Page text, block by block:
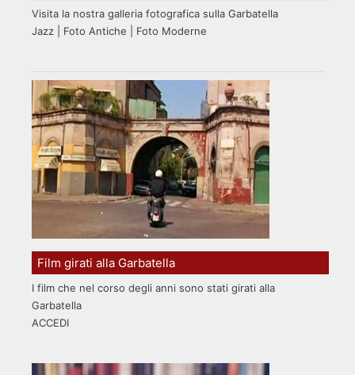
Visita la nostra galleria fotografica sulla Garbatella
Jazz | Foto Antiche | Foto Moderne
Film girati alla Garbatella
I film che nel corso degli anni sono stati girati alla
Garbatella
ACCEDI